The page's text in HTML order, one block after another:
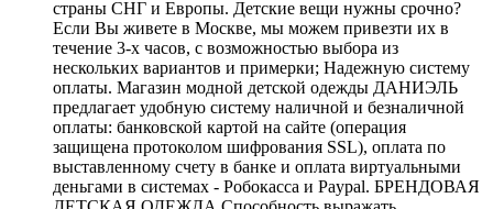
страны СНГ и Европы. Детские вещи нужны срочно?
Если Вы живете в Москве, мы можем привезти их в
течение 3-х часов, с возможностью выбора из
нескольких вариантов и примерки; Надежную систему
оплаты. Магазин модной детской одежды ДАНИЭЛЬ
предлагает удобную систему наличной и безналичной
оплаты: банковской картой на сайте (операция
защищена протоколом шифрования SSL), оплата по
выставленному счету в банке и оплата виртуальными
деньгами в системах - Робокасса и Paypal. БРЕНДОВАЯ